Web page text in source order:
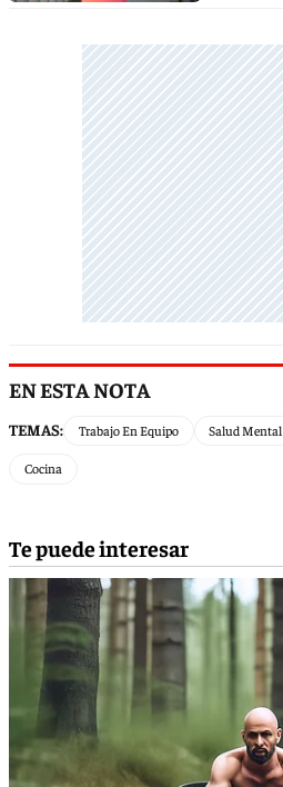
EN ESTA NOTA
TEMAS: Trabajo En Equipo Salud Mental
Cocina